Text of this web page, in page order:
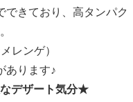
できており、高タンパク
レンゲ）
あります♪
なデザート気分★